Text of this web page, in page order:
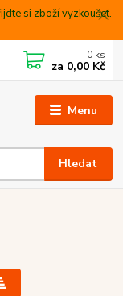
si zboží vyzkoušet.
Menu
Hledat
0 ks
za 0,00 Kč